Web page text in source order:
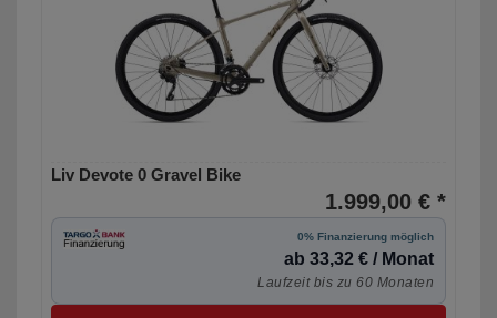
Liv Devote 0 Gravel Bike
1.999,00 € *
0% Finanzierung möglich
ab 33,32 € / Monat
Laufzeit bis zu 60 Monaten